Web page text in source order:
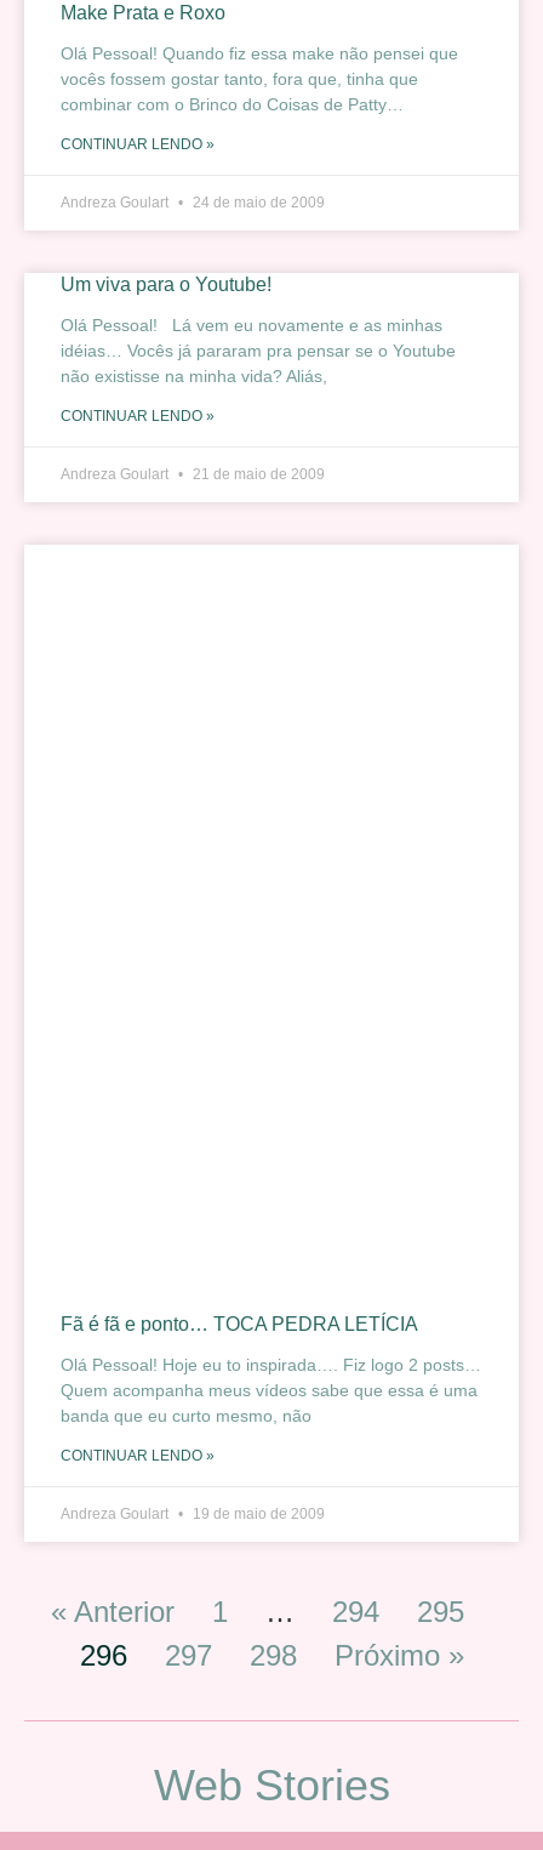
Make Prata e Roxo
Olá Pessoal! Quando fiz essa make não pensei que
vocês fossem gostar tanto, fora que, tinha que
combinar com o Brinco do Coisas de Patty…
CONTINUAR LENDO »
Andreza Goulart 24 de maio de 2009
Um viva para o Youtube!
Olá Pessoal! Lá vem eu novamente e as minhas
idéias… Vocês já pararam pra pensar se o Youtube
não existisse na minha vida? Aliás,
CONTINUAR LENDO »
Andreza Goulart 21 de maio de 2009
Fã é fã e ponto… TOCA PEDRA LETÍCIA
Olá Pessoal! Hoje eu to inspirada…. Fiz logo 2 posts…
Quem acompanha meus vídeos sabe que essa é uma
banda que eu curto mesmo, não
CONTINUAR LENDO »
Andreza Goulart 19 de maio de 2009
« Anterior 1 … 294
295
296
297 298 Próximo »
Web Stories